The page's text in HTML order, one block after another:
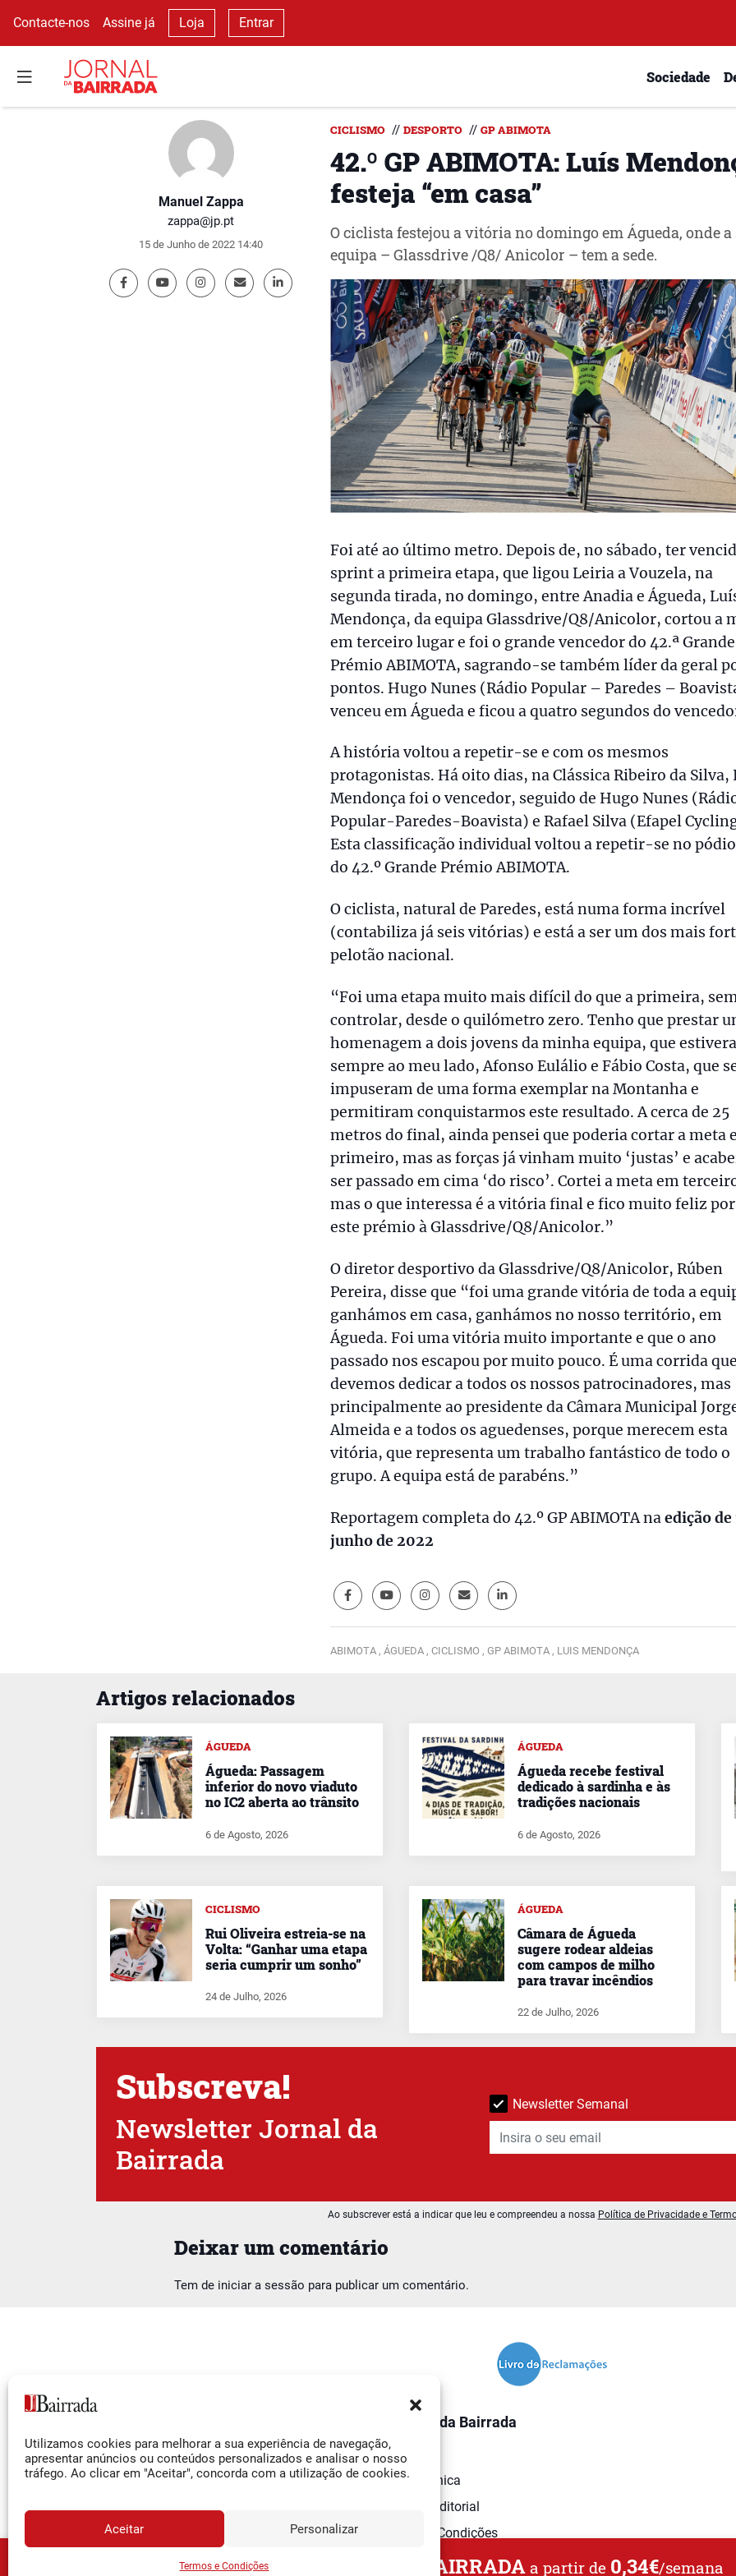
Utilizamos cookies para melhorar a sua experiência de navegação,
apresentar anúncios ou conteúdos personalizados e analisar o nosso
tráfego. Ao clicar em "Aceitar", concorda com a utilização de cookies.
Aceitar Personalizar
Termos e Condições
Contacte-nos Assine já Loja Entrar
Sociedade
Manuel Zappa
zappa@jp.pt
15 de Junho de 2022 14:40
CICLISMO // DESPORTO // GP ABIMOTA
42.º GP ABIMOTA: Luís
festeja “em casa”
O ciclista festejou a vitória no domingo em Águeda, onde a
equipa – Glassdrive /Q8/ Anicolor – tem a sede.
Foi até ao último metro. Depois de, no sábado, ter
sprint a primeira etapa, que ligou Leiria a Vouzela, na
segunda tirada, no domingo, entre Anadia e Águeda,
Mendonça, da equipa Glassdrive/Q8/Anicolor, cortou a
em terceiro lugar e foi o grande vencedor do 42.ª Grande
Prémio ABIMOTA, sagrando-se também líder da geral
pontos. Hugo Nunes (Rádio Popular – Paredes –
venceu em Águeda e ficou a quatro segundos do
A história voltou a repetir-se e com os mesmos
protagonistas. Há oito dias, na Clássica Ribeiro da Silva,
Mendonça foi o vencedor, seguido de Hugo Nunes
Popular-Paredes-Boavista) e Rafael Silva (Efapel
Esta classificação individual voltou a repetir-se no
do 42.º Grande Prémio ABIMOTA.
O ciclista, natural de Paredes, está numa forma incrível
(contabiliza já seis vitórias) e está a ser um dos mais
pelotão nacional.
“Foi uma etapa muito mais difícil do que a primeira,
controlar, desde o quilómetro zero. Tenho que prestar
homenagem a dois jovens da minha equipa, que
sempre ao meu lado, Afonso Eulálio e Fábio Costa, que
impuseram de uma forma exemplar na Montanha e
permitiram conquistarmos este resultado. A cerca de 25
metros do final, ainda pensei que poderia cortar a meta
primeiro, mas as forças já vinham muito ‘justas’ e
ser passado em cima ‘do risco’. Cortei a meta em
mas o que interessa é a vitória final e fico muito feliz
este prémio à Glassdrive/Q8/Anicolor.”
O diretor desportivo da Glassdrive/Q8/Anicolor, Rúben
Pereira, disse que “foi uma grande vitória de toda a
ganhámos em casa, ganhámos no nosso território, em
Águeda. Foi uma vitória muito importante e que o ano
passado nos escapou por muito pouco. É uma corrida que
devemos dedicar a todos os nossos patrocinadores, mas
principalmente ao presidente da Câmara Municipal
Almeida e a todos os aguedenses, porque merecem esta
vitória, que representa um trabalho fantástico de todo o
grupo. A equipa está de parabéns.”
Reportagem completa do 42.º GP ABIMOTA naedição de
junho de 2022
ABIMOTA , ÁGUEDA , CICLISMO , GP ABIMOTA , LUIS MENDONÇA
Artigos relacionados
Deixar um comentário
Tem de iniciar a sessão para publicar um comentário.
ÁGUEDA
Águeda: Passagem
inferior do novo viaduto
no IC2 aberta ao trânsito
6 de Agosto, 2026
ÁGUEDA
Águeda recebe festival
dedicado à sardinha e às
tradições nacionais
6 de Agosto, 2026
CICLISMO
Rui Oliveira estreia-se na
Volta: “Ganhar uma etapa
seria cumprir um sonho”
24 de Julho, 2026
ÁGUEDA
Câmara de Águeda
sugere rodear aldeias
com campos de milho
para travar incêndios
22 de Julho, 2026
Subscreva!
Newsletter Jornal da
Bairrada
Newsletter Semanal
Ao subscrever está a indicar que leu e compreendeu a nossa Política de Privacidade e
Assine o JORNAL DA BAIRRADA a partir de 0,34€/semana
Facebook
Instagram
YouTube
O Jornal da Bairrada
Contactos
Ficha Técnica
Estatuto Editorial
Termos e Condições
© 2026 Jornal da Bairrada